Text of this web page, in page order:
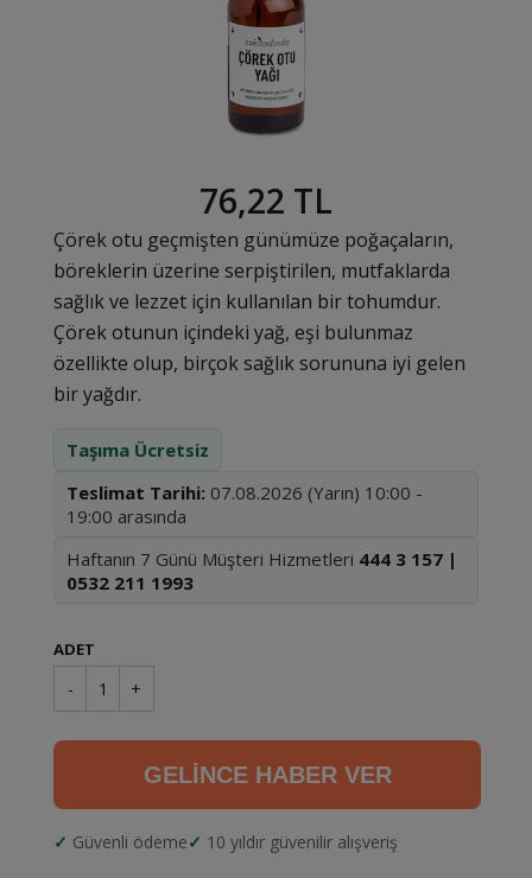
76,22 TL
Çörek otu geçmişten günümüze poğaçaların,
böreklerin üzerine serpiştirilen, mutfaklarda
sağlık ve lezzet için kullanılan bir tohumdur.
Çörek otunun içindeki yağ, eşi bulunmaz
özellikte olup, birçok sağlık sorununa iyi gelen
bir yağdır.
Taşıma Ücretsiz
Teslimat Tarihi: 07.08.2026 (Yarın) 10:00 -
19:00 arasında
Haftanın 7 Günü Müşteri Hizmetleri 444 3 157 |
0532 211 1993
ADET
- 1 +
GELİNCE HABER VER
Güvenli ödeme 10 yıldır güvenilir alışveriş